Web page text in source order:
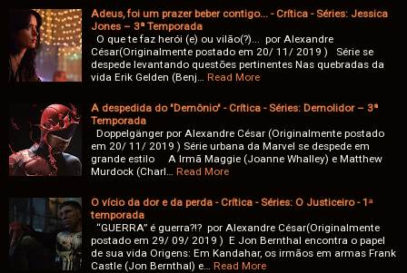
Adeus, foi um prazer beber contigo... - Crítica - Séries: Jessica
Jones – 3ª Temporada
O que te faz herói (e) ou vilão(?)... por Alexandre
César(Originalmente postado em 20/ 11/ 2019 ) Série se
despede levantando questões pertinentes Nas quebradas da
vida Erik Gelden (Benj…
Read More
A despedida do "Demônio" - Crítica - Séries: Demolidor – 3ª
Temporada
Doppelgänger por Alexandre César (Originalmente postado
em 20/ 11/ 2019 ) Série urbana da Marvel se despede em
grande estilo A Irmã Maggie (Joanne Whalley) e Matthew
Murdock (Charl…
Read More
O vício da dor e da perda - Crítica - Séries: O Justiceiro - 1ᵃ
temporada
“GUERRA” é guerra?!? por Alexandre César(Originalmente
postado em 29/ 09/ 2019 ) E Jon Bernthal encontra o papel
de sua vida Origens: Em Kandahar, os irmãos em armas Frank
Castle (Jon Bernthal) e…
Read More